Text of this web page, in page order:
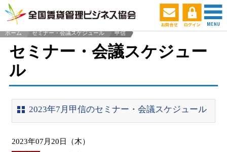
ホーム
セミナー・会議スケジュール
甲信
セミナー・会議スケジュー
ル
2023年7月甲信のセミナー・会議スケジュール
2023年07月20日（木）